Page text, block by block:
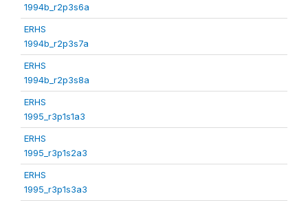
1994b_r2p3s6a
ERHS
1994b_r2p3s7a
ERHS
1994b_r2p3s8a
ERHS
1995_r3p1s1a3
ERHS
1995_r3p1s2a3
ERHS
1995_r3p1s3a3